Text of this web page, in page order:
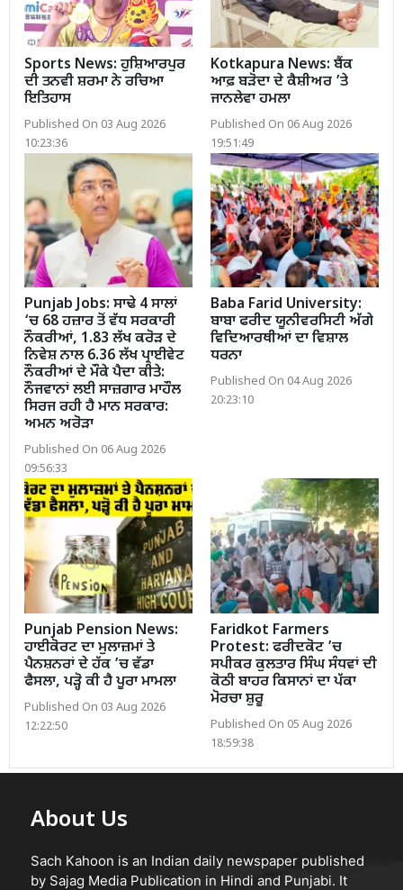
Sports News: ਹੁਸ਼ਿਆਰਪੁਰ
ਦੀ ਤਨਵੀ ਸ਼ਰਮਾ ਨੇ ਰਚਿਆ
ਇਤਿਹਾਸ
Published On 03 Aug 2026
10:23:36
Kotkapura News: ਬੈਂਕ
ਆਫ਼ ਬੜੋਦਾ ਦੇ ਕੈਸ਼ੀਅਰ ’ਤੇ
ਜਾਨਲੇਵਾ ਹਮਲਾ
Published On 06 Aug 2026
19:51:49
Punjab Jobs: ਸਾਢੇ 4 ਸਾਲਾਂ
‘ਚ 68 ਹਜ਼ਾਰ ਤੋਂ ਵੱਧ ਸਰਕਾਰੀ
ਨੌਕਰੀਆਂ, 1.83 ਲੱਖ ਕਰੋੜ ਦੇ
ਨਿਵੇਸ਼ ਨਾਲ 6.36 ਲੱਖ ਪ੍ਰਾਈਵੇਟ
ਨੌਕਰੀਆਂ ਦੇ ਮੌਕੇ ਪੈਦਾ ਕੀਤੇ:
ਨੌਜਵਾਨਾਂ ਲਈ ਸਾਜ਼ਗਾਰ ਮਾਹੌਲ
ਸਿਰਜ ਰਹੀ ਹੈ ਮਾਨ ਸਰਕਾਰ:
ਅਮਨ ਅਰੋੜਾ
Published On 06 Aug 2026
09:56:33
Baba Farid University:
ਬਾਬਾ ਫਰੀਦ ਯੂਨੀਵਰਸਿਟੀ ਅੱਗੇ
ਵਿਦਿਆਰਥੀਆਂ ਦਾ ਵਿਸ਼ਾਲ
ਧਰਨਾ
Published On 04 Aug 2026
20:23:10
Punjab Pension News:
ਹਾਈਕੋਰਟ ਦਾ ਮੁਲਾਜ਼ਮਾਂ ਤੇ
ਪੈਨਸ਼ਨਰਾਂ ਦੇ ਹੱਕ ’ਚ ਵੱਡਾ
ਫੈਸਲਾ, ਪੜ੍ਹੋ ਕੀ ਹੈ ਪੂਰਾ ਮਾਮਲਾ
Published On 03 Aug 2026
12:22:50
Faridkot Farmers
Protest: ਫਰੀਦਕੋਟ ’ਚ
ਸਪੀਕਰ ਕੁਲਤਾਰ ਸਿੰਘ ਸੰਧਵਾਂ ਦੀ
ਕੋਠੀ ਬਾਹਰ ਕਿਸਾਨਾਂ ਦਾ ਪੱਕਾ
ਮੋਰਚਾ ਸ਼ੁਰੂ
Published On 05 Aug 2026
18:59:38
About Us
Sach Kahoon is an Indian daily newspaper published
by Sajag Media Publication in Hindi and Punjabi. It